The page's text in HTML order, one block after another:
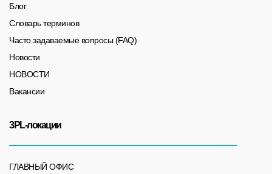
Блог
Словарь терминов
Часто задаваемые вопросы (FAQ)
Новости
НОВОСТИ
Вакансии
3PL-локации
ГЛАВНЫЙ ОФИС